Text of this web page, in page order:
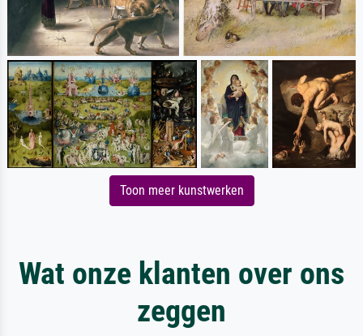
Toon meer kunstwerken
Wat onze klanten over ons
zeggen